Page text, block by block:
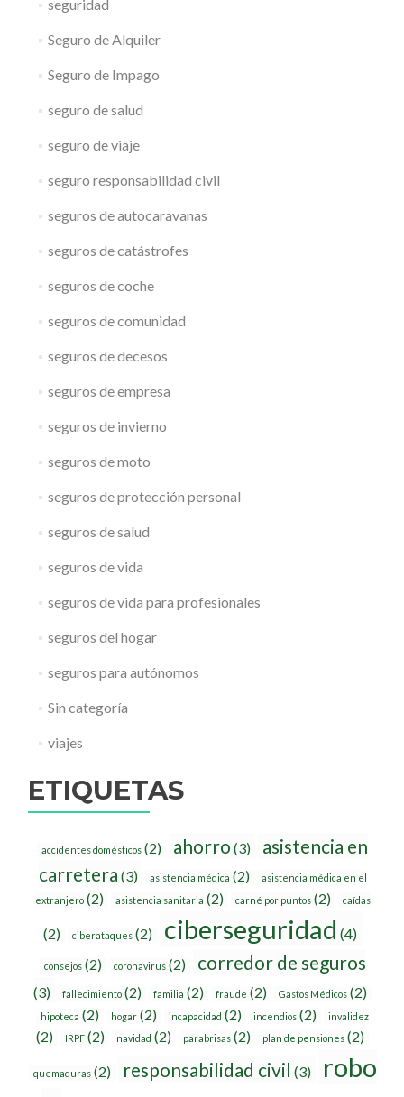
seguridad
Seguro de Alquiler
Seguro de Impago
seguro de salud
seguro de viaje
seguro responsabilidad civil
seguros de autocaravanas
seguros de catástrofes
seguros de coche
seguros de comunidad
seguros de decesos
seguros de empresa
seguros de invierno
seguros de moto
seguros de protección personal
seguros de salud
seguros de vida
seguros de vida para profesionales
seguros del hogar
seguros para autónomos
Sin categoría
viajes
ETIQUETAS
accidentes domésticos (2) ahorro (3)
asistencia en
carretera (3) asistencia médica (2)
asistencia médica en el
extranjero(2) asistencia sanitaria (2) carné por puntos(2) caídas
(2) ciberataques (2) ciberseguridad (4)
consejos(2) coronavirus(2) corredor de seguros
(3) fallecimiento (2) familia (2) fraude (2) Gastos Médicos (2)
hipoteca (2) hogar (2) incapacidad (2) incendios (2) invalidez
(2) IRPF (2) navidad (2) parabrisas (2) plan de pensiones (2)
quemaduras(2) responsabilidad civil (3) robo